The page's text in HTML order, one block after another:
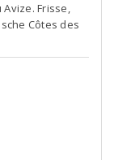
Frisse,
Côtes des